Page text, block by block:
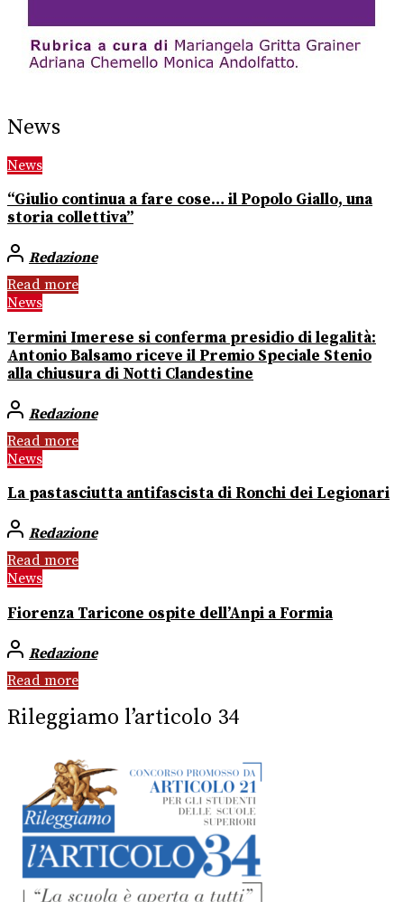
News
News
“Giulio continua a fare cose… il Popolo Giallo, una
storia collettiva”
Redazione
Read more
News
Termini Imerese si conferma presidio di legalità:
Antonio Balsamo riceve il Premio Speciale Stenio
alla chiusura di Notti Clandestine
Redazione
Read more
News
La pastasciutta antifascista di Ronchi dei Legionari
Redazione
Read more
News
Fiorenza Taricone ospite dell’Anpi a Formia
Redazione
Read more
Rileggiamo l’articolo 34